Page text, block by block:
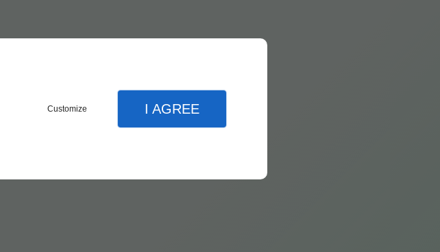
Customize I AGREE